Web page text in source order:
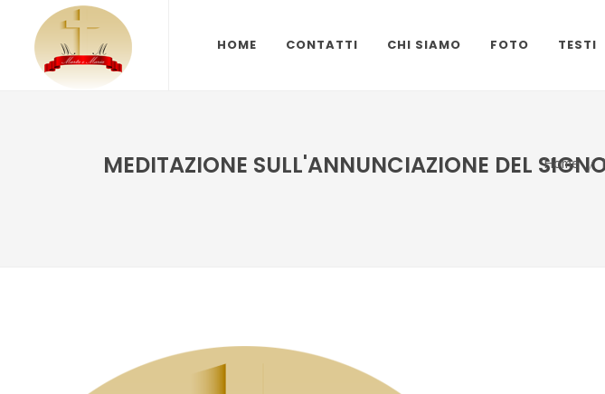
HOME CONTATTI CHI SIAMO FOTO TESTI
MEDITAZIONE SULL'ANNUNCIAZIONE DELHome /